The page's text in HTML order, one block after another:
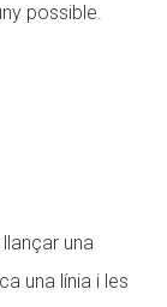
possible.
una
una línia i les